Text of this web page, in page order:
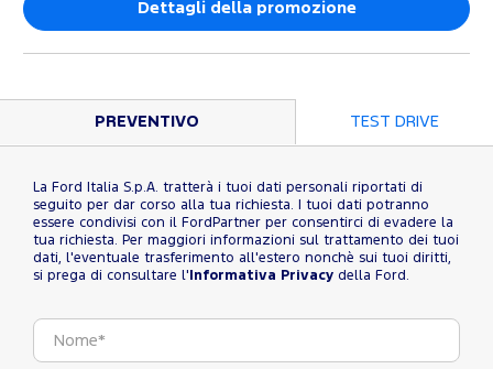
Dettagli della promozione
PREVENTIVO TEST DRIVE
La Ford Italia S.p.A. tratterà i tuoi dati personali riportati di
seguito per dar corso alla tua richiesta. I tuoi dati potranno
essere condivisi con il FordPartner per consentirci di evadere la
tua richiesta. Per maggiori informazioni sul trattamento dei tuoi
dati, l'eventuale trasferimento all'estero nonchè sui tuoi diritti,
si prega di consultare l' Informativa Privacy della Ford.